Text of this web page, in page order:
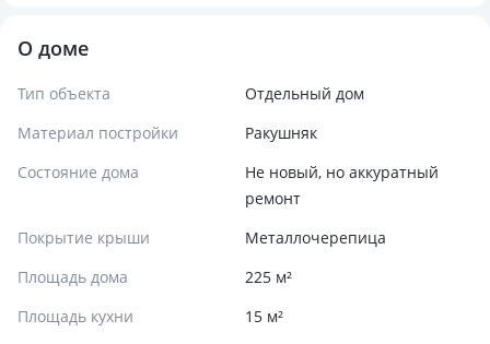
О доме
Тип объекта
Отдельный дом
Материал постройки
Ракушняк
Состояние дома
Не новый, но аккуратный
ремонт
Покрытие крыши
Металлочерепица
Площадь дома
225 м²
Площадь кухни
15 м²